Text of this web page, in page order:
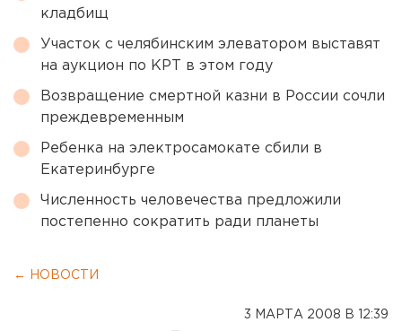
кладбищ
Участок с челябинским элеватором выставят
на аукцион по КРТ в этом году
Возвращение смертной казни в России сочли
преждевременным
Ребенка на электросамокате сбили в
Екатеринбурге
Численность человечества предложили
постепенно сократить ради планеты
← НОВОСТИ
3 МАРТА 2008 В 12:39